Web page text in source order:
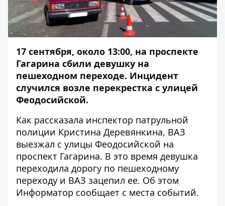
17 сентября, около 13:00, на проспекте
Гагарина сбили девушку на
пешеходном переходе. Инцидент
случился возле перекрестка с улицей
Феодосийской.
Как рассказала инспектор патрульной
полиции Кристина Деревянкина, ВАЗ
выезжал с улицы Феодосийской на
проспект Гагарина. В это время девушка
переходила дорогу по пешеходному
переходу и ВАЗ зацепил ее. Об этом
Информатор сообщает с места событий.